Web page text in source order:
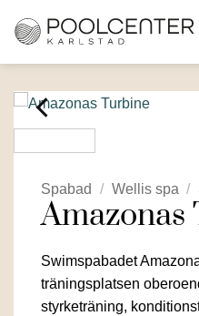
Spabad / Wellis spa /
Amazonas
Swimspabadet
träningsplatsen
styrketräning,